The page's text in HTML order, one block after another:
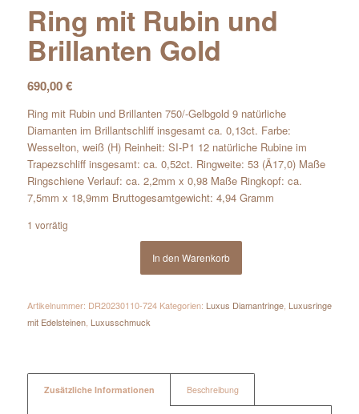
Ring mit Rubin und
Brillanten Gold
690,00€
Ring mit Rubin und Brillanten 750/-Gelbgold 9 natürliche
Diamanten im Brillantschliff insgesamt ca. 0,13ct. Farbe:
Wesselton, weiß (H) Reinheit: SI-P1 12 natürliche Rubine im
Trapezschliff insgesamt: ca. 0,52ct. Ringweite: 53 (Ã17,0) Maße
Ringschiene Verlauf: ca. 2,2mm x 0,98 Maße Ringkopf: ca.
7,5mm x 18,9mm Bruttogesamtgewicht: 4,94 Gramm
1 vorrätig
In den Warenkorb
Artikelnummer: DR20230110-724 Kategorien: Luxus Diamantringe, Luxusringe
mit Edelsteinen, Luxusschmuck
Zusätzliche Informationen Beschreibung